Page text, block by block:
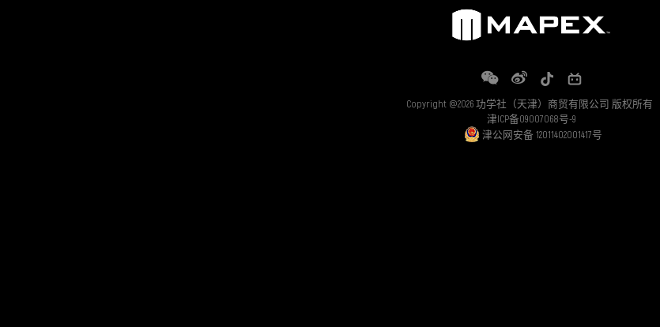
Copyright @2026 功学社（天津）商贸有限公司 版权所有
津ICP备09007068号-9
津公网安备 12011402001417号